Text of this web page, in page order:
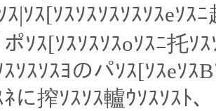
ｽ|ｿｽ[ｿｽｿｽｿｽｿｽｿｽeｿｽ
ｿｽ[ｿｽｿｽｿｽoｿｽﾆ托ｿ
ｿｽｿｽﾖのパｿｽ[ｿｽeｿｽ
ﾈに搾ｿｽｿｽ轤ｳｿｽｿｽﾄ